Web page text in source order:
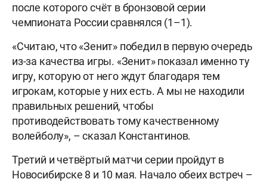
после которого счёт в бронзовой серии
чемпионата России сравнялся (1–1).
«Считаю, что «Зенит» победил в первую очередь
из-за качества игры. «Зенит» показал именно ту
игру, которую от него ждут благодаря тем
игрокам, которые у них есть. А мы не находили
правильных решений, чтобы
противодействовать тому качественному
волейболу», – сказал Константинов.
Третий и четвёртый матчи серии пройдут в
Новосибирске 8 и 10 мая. Начало обеих встреч –